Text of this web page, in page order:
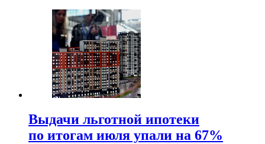
Выдачи льготной ипотеки
по итогам июля упали на 67%